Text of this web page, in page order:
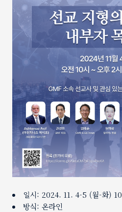
일시: 2024. 11. 4-5 (월-화)
방식: 온라인